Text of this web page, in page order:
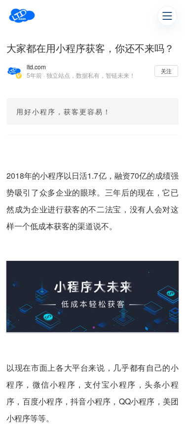
大家都在用小程序获客，你还不来吗？
ltd.com
5年前 · 独立站点，数据私有，智链未来！
关注
用好小程序，获客更容易！
2018年的小程序以日活1.7亿，融资70亿的成绩强
势吸引了众多企业的眼球。三年后的现在，它已
然成为企业进行获客的不二法宝，没有人会对这
样一个低成本获客的渠道说不。
以现在市面上各大平台来说，几乎都有自己的小
程序，微信小程序，支付宝小程序，头条小程
序，百度小程序，抖音小程序，QQ小程序，美团
小程序等等。